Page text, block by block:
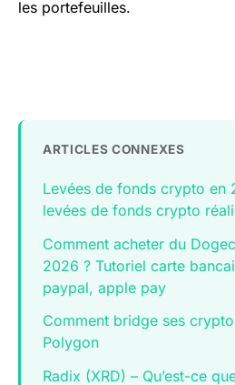
les portefeuilles.
ARTICLES CONNEXES
Levées de fonds crypto en
levées de fonds crypto
Comment acheter du
2026 ? Tutoriel carte
paypal, apple pay
Comment bridge ses
Polygon
Radix (XRD) – Qu’est-ce